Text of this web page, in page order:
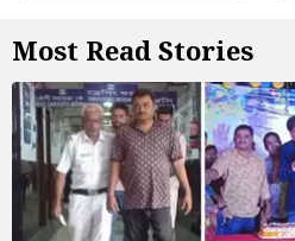
Most Read Stories